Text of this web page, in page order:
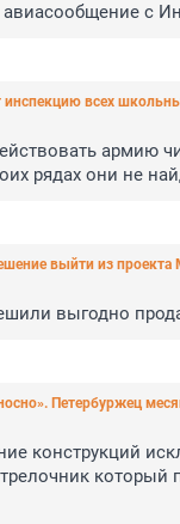
авиасообщение с
инспекцию всех
армию
рядах они не
выйти из
выгодно
Петербуржец
конструкций